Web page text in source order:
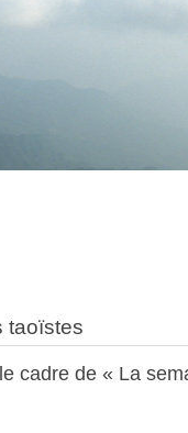
taoïstes
cadre de « La